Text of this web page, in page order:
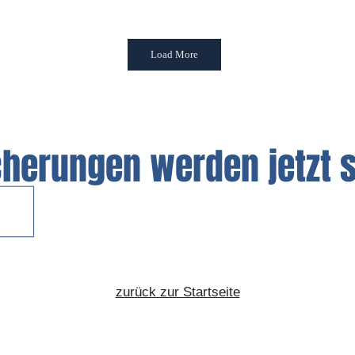
Load More
werden jetzt
zurück zur Startseite